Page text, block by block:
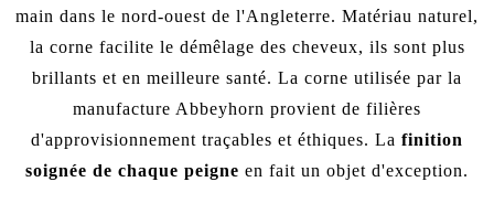
main dans le nord-ouest de l'Angleterre. Matériau naturel,
la corne facilite le démêlage des cheveux, ils sont plus
brillants et en meilleure santé. La corne utilisée par la
manufacture Abbeyhorn provient de filières
d'approvisionnement traçables et éthiques. La finition
soignée de chaque peigne en fait un objet d'exception.